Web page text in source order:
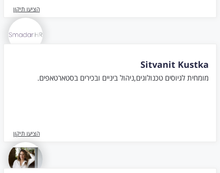
הציעו תיקון
Sitvanit Kustka
מומחית לגיוסים טכנולוגים,ניהול ביניים ובכירים בסטארטאפים.
הציעו תיקון